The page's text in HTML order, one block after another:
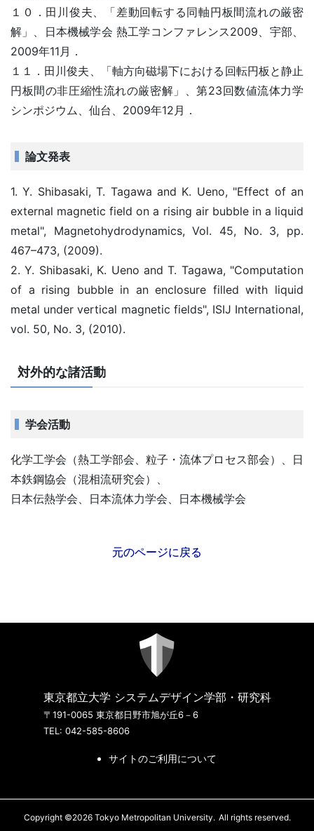
１０．田川俊夫、「差動回転する同軸円板間流れの厳密
解」、日本機械学会 熱工学コンファレンス2009、宇部、
2009年11月．
１１．田川俊夫、「軸方向磁場下における回転円板と静止
円板間の非圧縮性流れの厳密解」、第23回数値流体力学
シンポジウム、仙台、2009年12月．
論文発表
1. Y. Shibasaki, T. Tagawa and K. Ueno, "Effect of an
external magnetic field on a rising air bubble in a liquid
metal", Magnetohydrodynamics, Vol. 45, No. 3, pp.
467–473, (2009).
2. Y. Shibasaki, K. Ueno and T. Tagawa, "Computation
of a rising bubble in an enclosure filled with liquid
metal under vertical magnetic fields", ISIJ International,
vol. 50, No. 3, (2010).
対外的な諸活動
学会活動
化学工学会（熱工学部会、粒子・流体プロセス部会）、日
本鉄鋼協会（混相流研究会）、
日本伝熱学会、日本流体力学会、日本機械学会
元のページに戻る
東京都立大学 システムデザイン学部・研究科
〒191-0065 東京都日野市旭が丘6－6
TEL: 042-585-8606
サイトのご利用について
Copyright ©2026 Tokyo Metropolitan University. All rights reserved.